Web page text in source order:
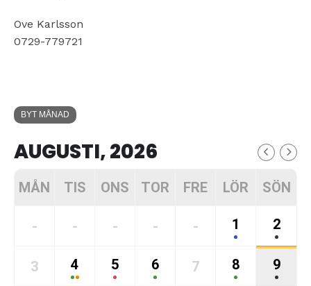
Ove Karlsson
0729-779721
BYT MÅNAD
AUGUSTI, 2026
MÅN TIS ONS TOR FRE LÖR SÖN
- - - - - 1 2
3 4 5 6 7 8 9